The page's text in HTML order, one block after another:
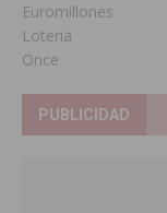
Euromillones
Loteria
Once
PUBLICIDAD